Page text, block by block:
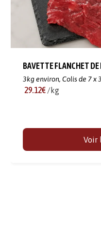
BAVETTE FLANCHET DE
3kg environ, Colis de 7 x
29.12€ /kg
Voir